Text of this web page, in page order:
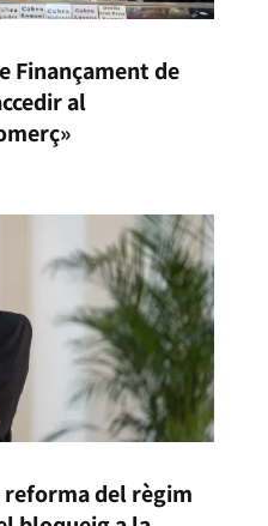
Finançament de
al
reforma del règim